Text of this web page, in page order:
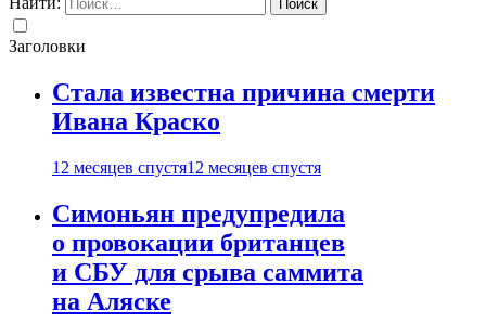
Заголовки
Стала известна причина смерти
Ивана Краско
12 месяцев спустя12 месяцев спустя
Симоньян предупредила
о провокации британцев
и СБУ для срыва саммита
на Аляске